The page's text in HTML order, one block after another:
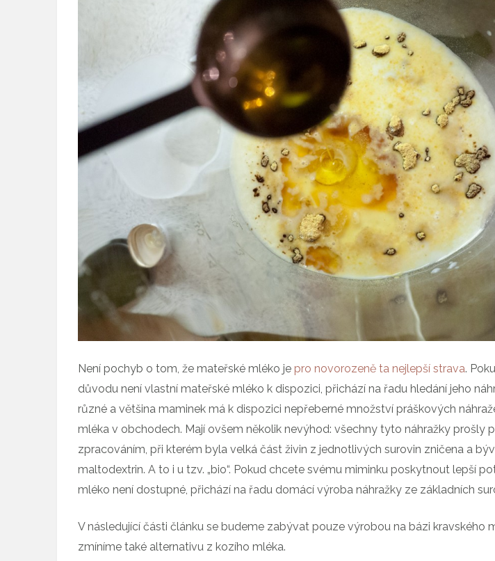
Není pochyb o tom, že mateřské mléko je pro novorozeně ta nejlepší strava.
důvodu není vlastní mateřské mléko k dispozici, přichází na řadu hledání jeho
různé a většina maminek má k dispozici nepřeberné množství práškových
mléka v obchodech. Mají ovšem několik nevýhod: všechny tyto náhražky prošly
zpracováním, při kterém byla velká část živin z jednotlivých surovin zničena a
maltodextrin. A to i u tzv. „bio“. Pokud chcete svému miminku poskytnout lepší
mléko není dostupné, přichází na řadu domácí výroba náhražky ze základních
V následující části článku se budeme zabývat pouze výrobou na bázi kravského
zmíníme také alternativu z kozího mléka.